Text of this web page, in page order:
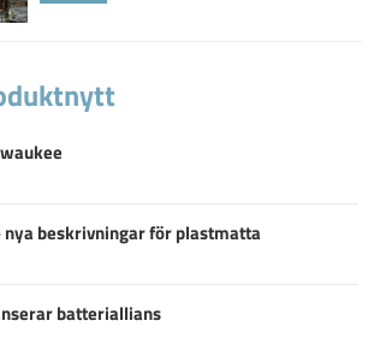
nya beskrivningar för plastmatta
batteriallians